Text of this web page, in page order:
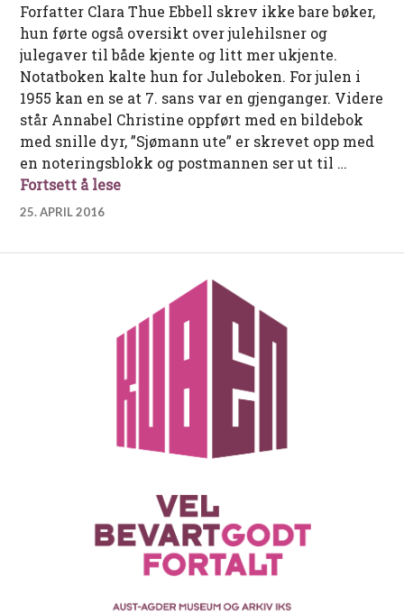
Forfatter Clara Thue Ebbell skrev ikke bare bøker,
hun førte også oversikt over julehilsner og
julegaver til både kjente og litt mer ukjente.
Notatboken kalte hun for Juleboken. For julen i
1955 kan en se at 7. sans var en gjenganger. Videre
står Annabel Christine oppført med en bildebok
med snille dyr, ”Sjømann ute” er skrevet opp med
en noteringsblokk og postmannen ser ut til …
Fortsett å leseJuleboken
25. APRIL 2016